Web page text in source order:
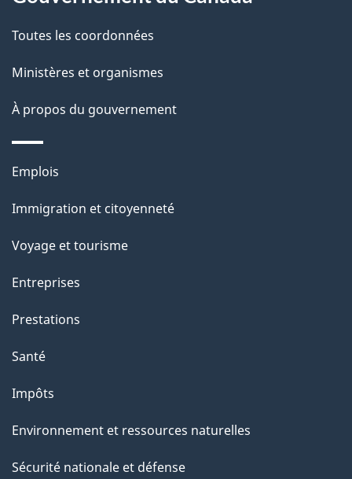
l
s
d
e
l
a
p
a
g
e
de
ce
site
Toutes les coordonnées
Ministères et organismes
À propos du gouvernement
Thèmes
sujets
Emplois
Immigration et citoyenneté
Voyage et tourisme
Entreprises
Prestations
Santé
Impôts
Environnement et ressources naturelles
Sécurité nationale et défense